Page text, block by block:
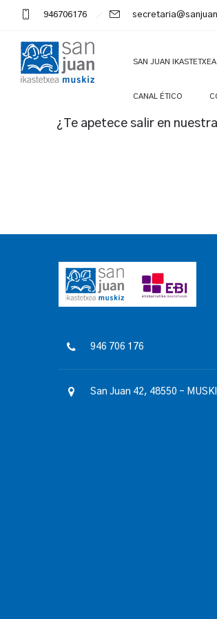
946706176
SAN JUAN IKASTETXEA
CANAL ÉTICO
¿Te apetece salir en
946 706 176
San Juan 42, 48550 –